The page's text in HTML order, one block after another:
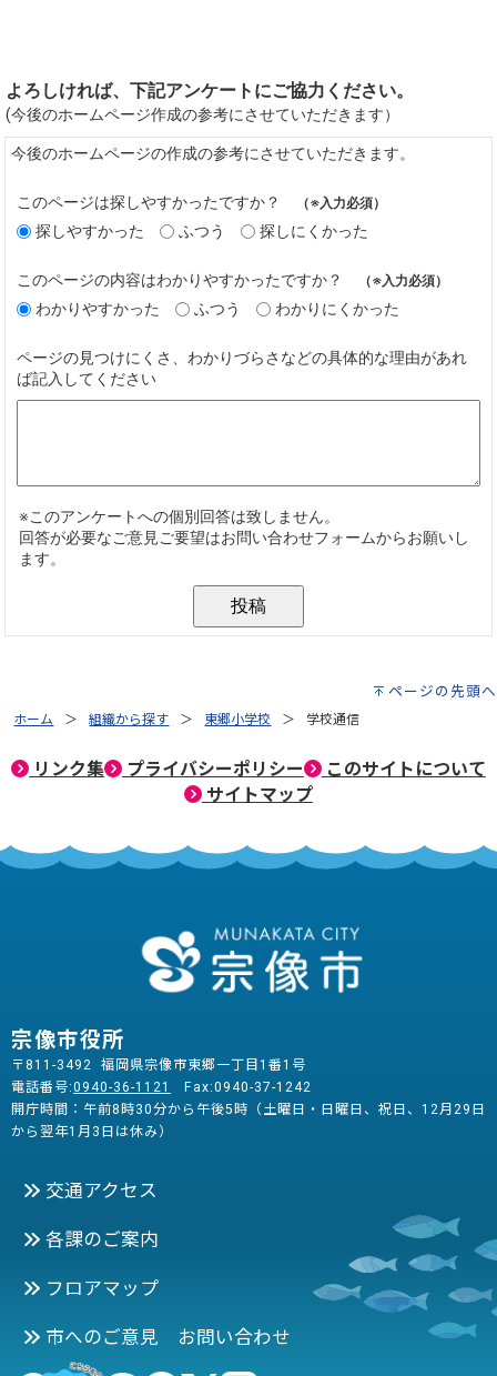
ページの先頭へ
ホーム 組織から探す 東郷小学校 学校通信
リンク集 プライバシーポリシー
このサイトについて
サイトマップ
宗像市役所
〒811-3492 福岡県宗像市東郷一丁目1番1号
電話番号:0940-36-1121
Fax:0940-37-1242
開庁時間：午前8時30分から午後5時（土曜日・日曜日、祝日、12月29日
から翌年1月3日は休み）
交通アクセス
各課のご案内
フロアマップ
市へのご意見 お問い合わせ